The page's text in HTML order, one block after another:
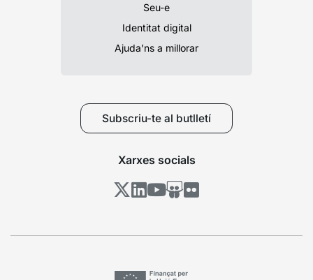
Seu-e
Identitat digital
Ajuda’ns a millorar
Subscriu-te al butlletí
Xarxes socials